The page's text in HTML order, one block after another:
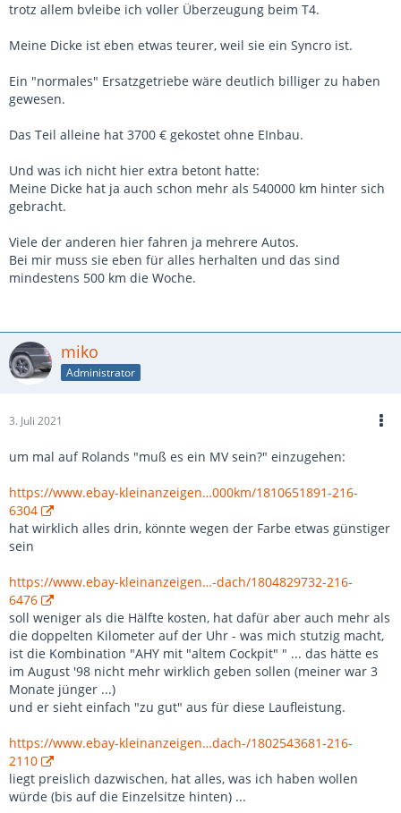
trotz allem bvleibe ich voller Überzeugung beim T4.
Meine Dicke ist eben etwas teurer, weil sie ein Syncro ist.
Ein "normales" Ersatzgetriebe wäre deutlich billiger zu haben
gewesen.
Das Teil alleine hat 3700 € gekostet ohne EInbau.
Und was ich nicht hier extra betont hatte:
Meine Dicke hat ja auch schon mehr als 540000 km hinter sich
gebracht.
Viele der anderen hier fahren ja mehrere Autos.
Bei mir muss sie eben für alles herhalten und das sind
mindestens 500 km die Woche.
miko
Administrator
3. Juli 2021
um mal auf Rolands "muß es ein MV sein?" einzugehen:
https://www.ebay-kleinanzeigen…000km/1810651891-216-
6304
hat wirklich alles drin, könnte wegen der Farbe etwas günstiger
sein
https://www.ebay-kleinanzeigen…-dach/1804829732-216-
6476
soll weniger als die Hälfte kosten, hat dafür aber auch mehr als
die doppelten Kilometer auf der Uhr - was mich stutzig macht,
ist die Kombination "AHY mit "altem Cockpit" " ... das hätte es
im August '98 nicht mehr wirklich geben sollen (meiner war 3
Monate jünger ...)
und er sieht einfach "zu gut" aus für diese Laufleistung.
https://www.ebay-kleinanzeigen…dach-/1802543681-216-
2110
liegt preislich dazwischen, hat alles, was ich haben wollen
würde (bis auf die Einzelsitze hinten) ...